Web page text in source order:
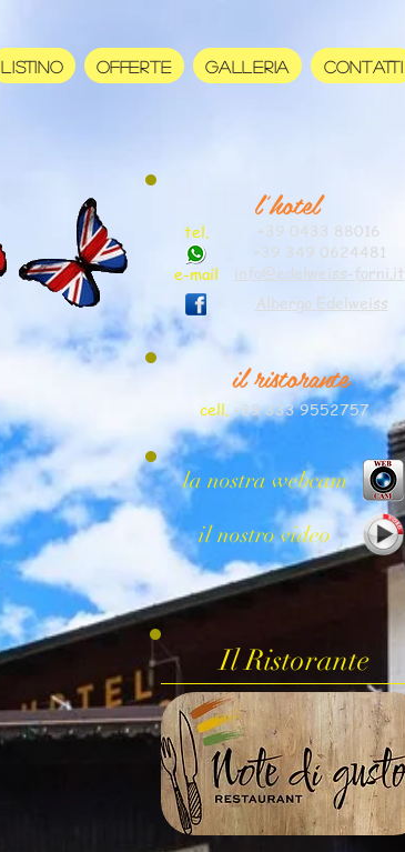
LISTINO OFFERTE GALLERIA CONTATTI
+39 0433 88016
+39 349 0624481
info@edelweiss-forni.it
tel.
e-mail
l'hotel
Albergo Edelweiss
il ristorante
cell.+39 333 9552757
la nostra webcam
il nostro video
Il Ristorante